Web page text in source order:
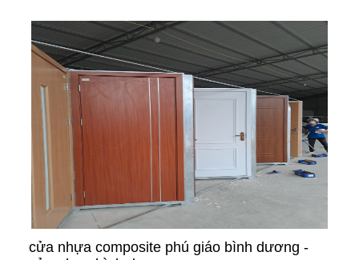
cửa nhựa composite phú giáo bình dương -